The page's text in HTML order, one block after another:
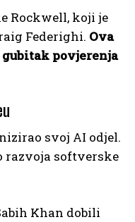
Rockwell, koji je
Federighi. Ova
gubitak povjerenja
svoj AI odjel.
razvoja softverske
Khan dobili